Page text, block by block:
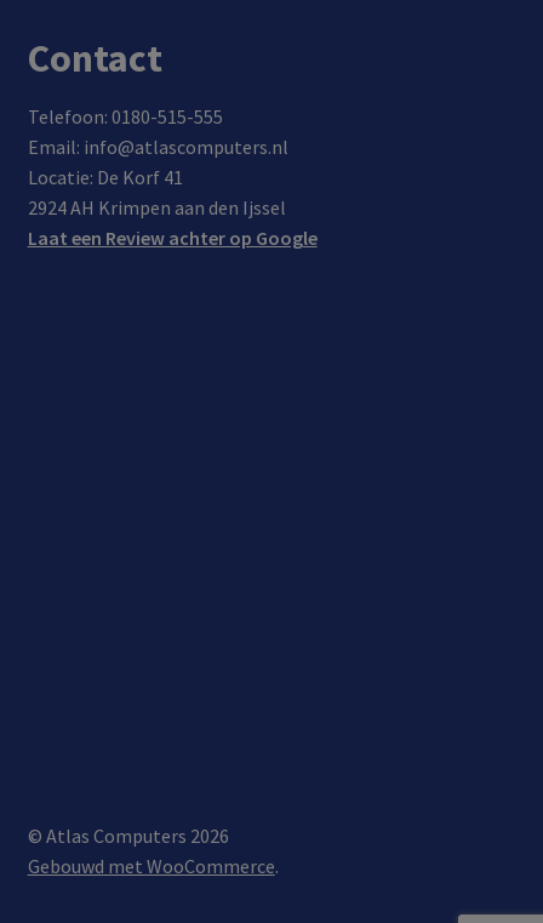
Contact
Telefoon: 0180-515-555
Email: info@atlascomputers.nl
Locatie: De Korf 41
2924 AH Krimpen aan den Ijssel
Laat een Review achter op Google
© Atlas Computers 2026
Gebouwd met WooCommerce.